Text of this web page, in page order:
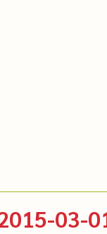
03-